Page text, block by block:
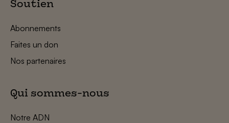
Soutien
Abonnements
Faites un don
Nos partenaires
Qui sommes-nous
Notre ADN